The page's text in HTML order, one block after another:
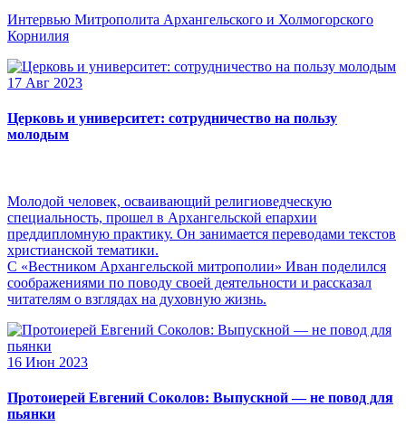
Интервью Митрополита Архангельского и Холмогорского
Корнилия
17 Авг 2023
Церковь и университет: сотрудничество на пользу
молодым
Молодой человек, осваивающий религиоведческую
специальность, прошел в Архангельской епархии
преддипломную практику. Он занимается переводами текстов
христианской тематики.
С «Вестником Архангельской митрополии» Иван поделился
соображениями по поводу своей деятельности и рассказал
читателям о взглядах на духовную жизнь.
16 Июн 2023
Протоиерей Евгений Соколов: Выпускной — не повод для
пьянки